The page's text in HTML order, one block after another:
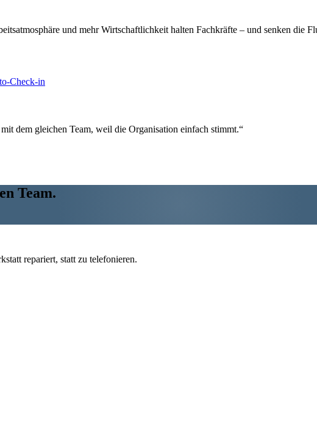
und mehr Wirtschaftlichkeit halten Fachkräfte – und senken die
Check-in
dem gleichen Team, weil die Organisation einfach stimmt.“
Team.
repariert, statt zu telefonieren.